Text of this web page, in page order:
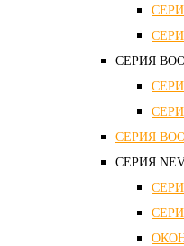
СЕРИЯ
СЕРИЯ
СЕРИЯ